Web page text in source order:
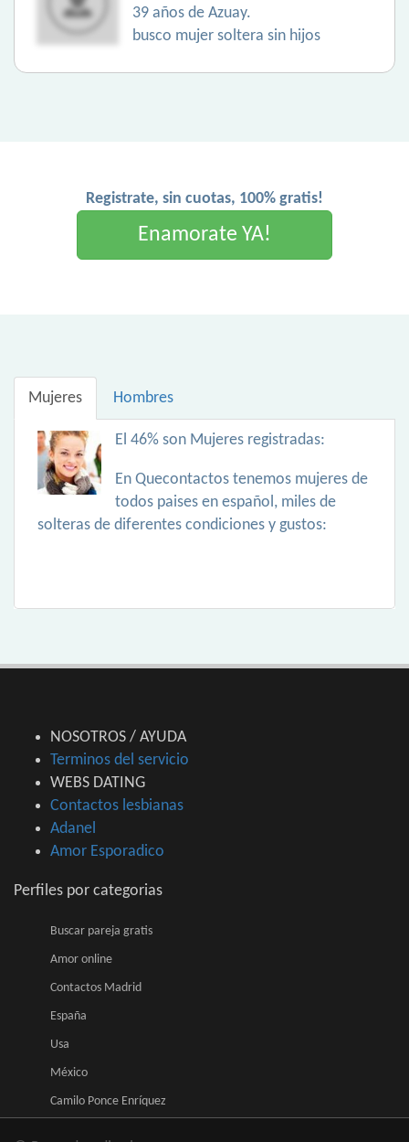
39 años de Azuay.
busco mujer soltera sin hijos
Registrate, sin cuotas, 100% gratis!
Enamorate YA!
Mujeres Hombres
El 46% son Mujeres registradas:
En Quecontactos tenemos mujeres de
todos paises en español, miles de
solteras de diferentes condiciones y gustos:
NOSOTROS / AYUDA
Terminos del servicio
WEBS DATING
Contactos lesbianas
Adanel
Amor Esporadico
Perfiles por categorias
Buscar pareja gratis
Amor online
Contactos Madrid
España
Usa
México
Camilo Ponce Enríquez